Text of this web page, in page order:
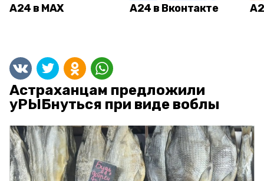
А24 в MAX А24 в Вконтакте
Астраханцам предложили
уРЫБнуться при виде воблы